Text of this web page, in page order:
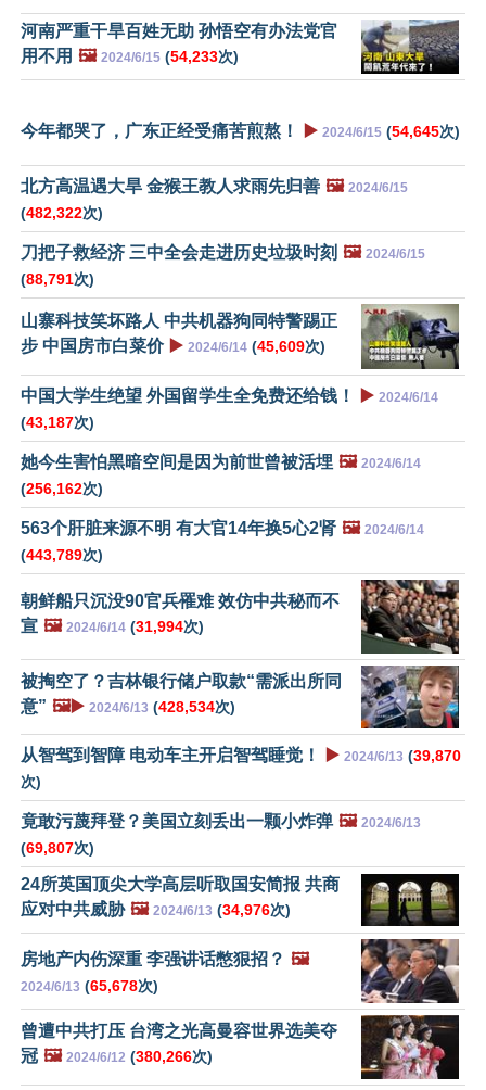
河南严重干旱百姓无助 孙悟空有办法党官
用不用 🖼️ 2024/6/15 (54,233次)
今年都哭了，广东正经受痛苦煎熬！ ▶️ 2024/6/15 (54,645次)
北方高温遇大旱 金猴王教人求雨先归善 🖼️ 2024/6/15
(482,322次)
刀把子救经济 三中全会走进历史垃圾时刻 🖼️ 2024/6/15
(88,791次)
山寨科技笑坏路人 中共机器狗同特警踢正
步 中国房市白菜价 ▶️ 2024/6/14 (45,609次)
中国大学生绝望 外国留学生全免费还给钱！ ▶️ 2024/6/14
(43,187次)
她今生害怕黑暗空间是因为前世曾被活埋 🖼️ 2024/6/14
(256,162次)
563个肝脏来源不明 有大官14年换5心2肾 🖼️ 2024/6/14
(443,789次)
朝鲜船只沉没90官兵罹难 效仿中共秘而不
宣 🖼️ 2024/6/14 (31,994次)
被掏空了？吉林银行储户取款“需派出所同
意” 🖼️▶️ 2024/6/13 (428,534次)
从智驾到智障 电动车主开启智驾睡觉！ ▶️ 2024/6/13 (39,870
次)
竟敢污蔑拜登？美国立刻丢出一颗小炸弹 🖼️ 2024/6/13
(69,807次)
24所英国顶尖大学高层听取国安简报 共商
应对中共威胁 🖼️ 2024/6/13 (34,976次)
房地产内伤深重 李强讲话憋狠招？ 🖼️
2024/6/13 (65,678次)
曾遭中共打压 台湾之光高曼容世界选美夺
冠 🖼️ 2024/6/12 (380,266次)